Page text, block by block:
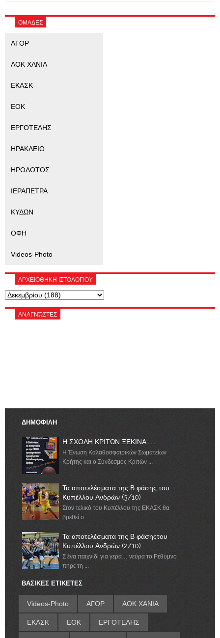
ΟΜΑΔΕΣ
ΑΓΟΡ
ΑΟΚ ΧΑΝΙΑ
ΕΚΑΣΚ
ΕΟΚ
ΕΡΓΟΤΕΛΗΣ
ΗΡΑΚΛΕΙΟ
ΗΡΟΔΟΤΟΣ
ΙΕΡΑΠΕΤΡΑ
ΚΥΔΩΝ
ΟΦΗ
Videos-Photo
ΑΡΧΕΙΟΘΗΚΗ ΙΣΤΟΛΟΓΙΟΥ
ΑΝΑΓΝΏΣΤΕΣ
ΔΗΜΟΦΙΛΗ
Η ΣΧΟΛΗ ΚΡΙΤΩΝ ΞΕΚΙΝΑ.......
Η Ένωση Καλαθοσφαιρικών Σωματείων
Κρήτης και ο Σύνδεσμος Κριτών ...
Τα αποτελέσματα της Β φάσης του
Κυπέλλου Ανδρών (3/10)
Στον τελικό του Κυπέλλου της ΕΚΑΣΚ θα
βρεθεί ο ...
Τα αποτελέσματα της Β φάσηςτου
Κυπέλλου Ανδρών (2/10)
Σ ένα παιχνίδι για γερά… νεύρα το Ρέθυμνο
πήρε τη ...
ΒΑΣΙΚΕΣ ΕΤΙΚΕΤΕΣ
Videos-Photo ΑΓΟΡ ΑΟΚ ΧΑΝΙΑ
ΕΚΑΣΚ ΕΟΚ ΕΡΓΟΤΕΛΗΣ